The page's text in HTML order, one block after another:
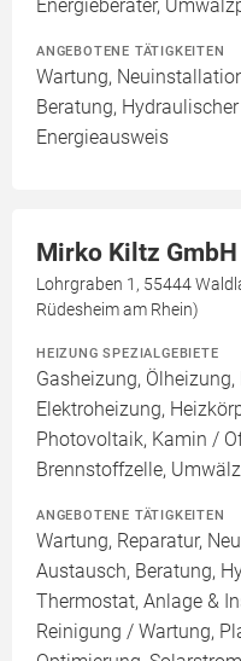
Energieberater,
ANGEBOTENE TÄTIGKEITEN
Wartung,
Beratung,
Energieausweis
Mirko Kiltz GmbH
Lohrgraben 1, 55444
Rüdesheim am Rhein)
HEIZUNG SPEZIALGEBIETE
Gasheizung,
Elektroheizung,
Photovoltaik, Kamin /
Brennstoffzelle,
ANGEBOTENE TÄTIGKEITEN
Wartung, Reparatur,
Austausch, Beratung,
Thermostat, Anlage &
Reinigung / Wartung,